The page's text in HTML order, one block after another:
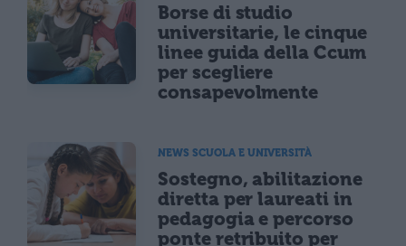
Borse di studio
universitarie, le cinque
linee guida della Ccum
per scegliere
consapevolmente
NEWS SCUOLA E UNIVERSITÀ
Sostegno, abilitazione
diretta per laureati in
pedagogia e percorso
ponte retribuito per